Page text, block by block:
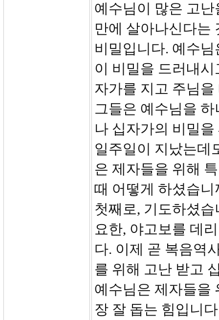
예수님이 많은 고
만에 살아나신다는
비밀입니다. 예수
이 비밀을 드러내
자가를 지고 주님
그들은 예수님을
나 십자가의 비밀
일주일이 지났는데
은 제자들을 위해
때 어떻게 하셨습니
첫째로, 기도하셨
요한, 야고보를 데
다. 이제 곧 복음역
를 위해 고난 받고
예수님은 제자들을
장 잘 돕는 힘입니